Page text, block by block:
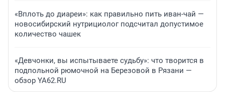
«Вплоть до диареи»: как правильно пить иван-чай —
новосибирский нутрициолог подсчитал допустимое
количество чашек
«Девчонки, вы испытываете судьбу»: что творится в
подпольной рюмочной на Березовой в Рязани —
обзор YA62.RU